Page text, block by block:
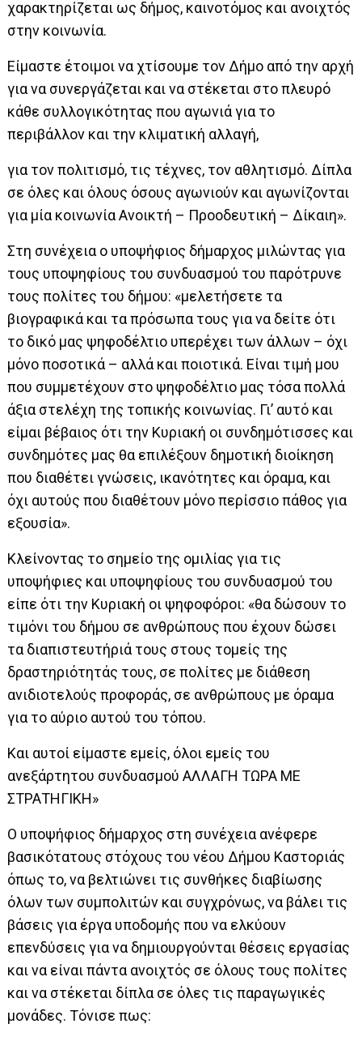
χαρακτηρίζεται ως δήμος, καινοτόμος και ανοιχτός
στην κοινωνία.
Είμαστε έτοιμοι να χτίσουμε τον Δήμο από την αρχή
για να συνεργάζεται και να στέκεται στο πλευρό
κάθε συλλογικότητας που αγωνιά για το
περιβάλλον και την κλιματική αλλαγή,
για τον πολιτισμό, τις τέχνες, τον αθλητισμό. Δίπλα
σε όλες και όλους όσους αγωνιούν και αγωνίζονται
για μία κοινωνία Ανοικτή – Προοδευτική – Δίκαιη».
Στη συνέχεια ο υποψήφιος δήμαρχος μιλώντας για
τους υποψηφίους του συνδυασμού του παρότρυνε
τους πολίτες του δήμου: «μελετήσετε τα
βιογραφικά και τα πρόσωπα τους για να δείτε ότι
το δικό μας ψηφοδέλτιο υπερέχει των άλλων – όχι
μόνο ποσοτικά – αλλά και ποιοτικά. Είναι τιμή μου
που συμμετέχουν στο ψηφοδέλτιο μας τόσα πολλά
άξια στελέχη της τοπικής κοινωνίας. Γι’ αυτό και
είμαι βέβαιος ότι την Κυριακή οι συνδημότισσες και
συνδημότες μας θα επιλέξουν δημοτική διοίκηση
που διαθέτει γνώσεις, ικανότητες και όραμα, και
όχι αυτούς που διαθέτουν μόνο περίσσιο πάθος για
εξουσία».
Κλείνοντας το σημείο της ομιλίας για τις
υποψήφιες και υποψηφίους του συνδυασμού του
είπε ότι την Κυριακή οι ψηφοφόροι: «θα δώσουν το
τιμόνι του δήμου σε ανθρώπους που έχουν δώσει
τα διαπιστευτήριά τους στους τομείς της
δραστηριότητάς τους, σε πολίτες με διάθεση
ανιδιοτελούς προφοράς, σε ανθρώπους με όραμα
για το αύριο αυτού του τόπου.
Και αυτοί είμαστε εμείς, όλοι εμείς του
ανεξάρτητου συνδυασμού ΑΛΛΑΓΗ ΤΩΡΑ ΜΕ
ΣΤΡΑΤΗΓΙΚΗ»
Ο υποψήφιος δήμαρχος στη συνέχεια ανέφερε
βασικότατους στόχους του νέου Δήμου Καστοριάς
όπως το, να βελτιώνει τις συνθήκες διαβίωσης
όλων των συμπολιτών και συγχρόνως, να βάλει τις
βάσεις για έργα υποδομής που να ελκύουν
επενδύσεις για να δημιουργούνται θέσεις εργασίας
και να είναι πάντα ανοιχτός σε όλους τους πολίτες
και να στέκεται δίπλα σε όλες τις παραγωγικές
μονάδες. Τόνισε πως: